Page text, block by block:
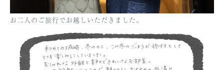
お二人のご旅行でお越しいただきました。